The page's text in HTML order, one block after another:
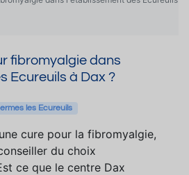
fibromyalgie dans
Ecureuils à Dax ?
les Ecureuils
cure pour la fibromyalgie,
du choix
ce que le centre Dax